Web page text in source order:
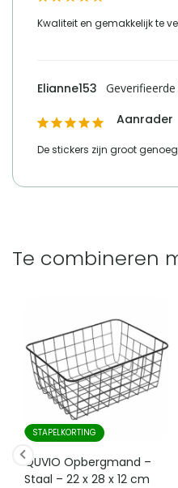
Kwaliteit en gemakkelijk te
Elianne153
Aanrader
De stickers zijn groot
Te combineren
STAPELKORTING
QUVIO Opbergmand –
Staal – 22 x 28 x 12 cm